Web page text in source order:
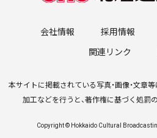
会社情報 採用情報
関連リンク
本サイトに掲載されている写真・画像・文章等
加工などを行うと、著作権に基づく処罰
Copyright © Hokkaido Cultural